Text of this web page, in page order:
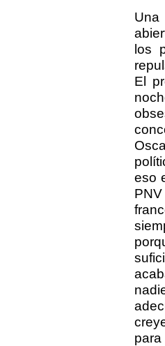
los
El
eso
para